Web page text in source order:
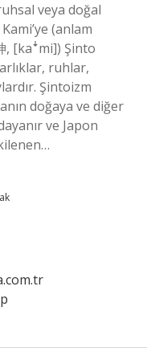
veya doğal
(anlam
, [kaꜜmi]) Şinto
ruhlar,
Şintoizm
doğaya ve diğer
ve Japon